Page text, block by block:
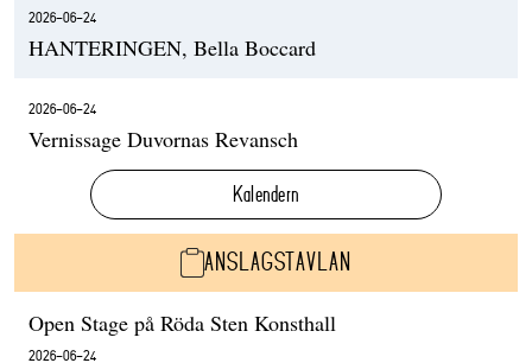
2026-06-24
HANTERINGEN, Bella Boccard
2026-06-24
Vernissage Duvornas Revansch
Kalendern
ANSLAGSTAVLAN
Open Stage på Röda Sten Konsthall
2026-06-24